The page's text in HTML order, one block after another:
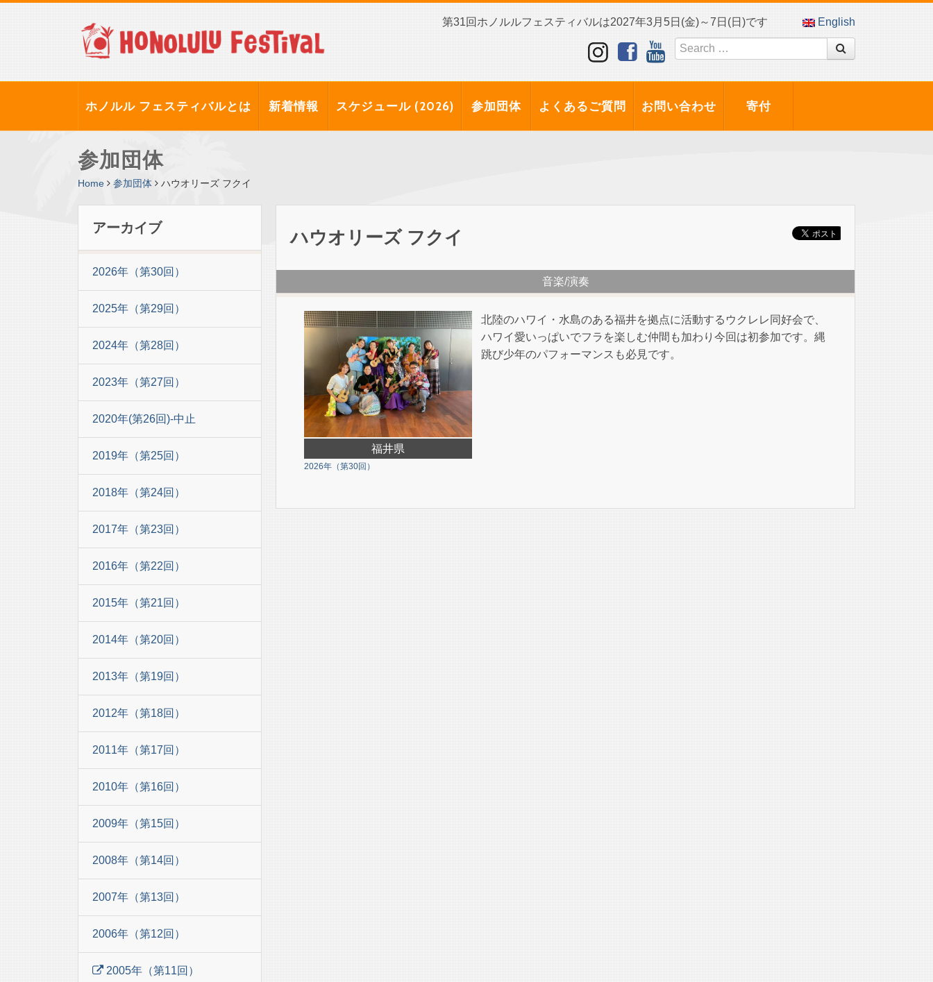
第31回ホノルルフェスティバルは2027年3月5日(金)～7日(日)です English
ホノルル フェスティバルとは 新着情報 スケジュール (2026) 参加団体 よくあるご質問 お問い合わせ 寄付
参加団体
Home 参加団体 ハウオリーズ フクイ
アーカイブ
2026年（第30回）
2025年（第29回）
2024年（第28回）
2023年（第27回）
2020年(第26回)-中止
2019年（第25回）
2018年（第24回）
2017年（第23回）
2016年（第22回）
2015年（第21回）
2014年（第20回）
2013年（第19回）
2012年（第18回）
2011年（第17回）
2010年（第16回）
2009年（第15回）
2008年（第14回）
2007年（第13回）
2006年（第12回）
2005年（第11回）
ハウオリーズ フクイ
音楽/演奏
福井県
2026年（第30回）
北陸のハワイ・水島のある福井を拠点に活動するウクレレ同好会で、
ハワイ愛いっぱいでフラを楽しむ仲間も加わり今回は初参加です。縄
跳び少年のパフォーマンスも必見です。